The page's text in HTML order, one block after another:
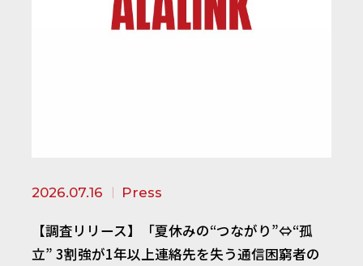
2026.07.16 Press
【調査リリース】「夏休みの“つながり”⇔“孤
立” 3割強が1年以上連絡先を失う通信困窮者の